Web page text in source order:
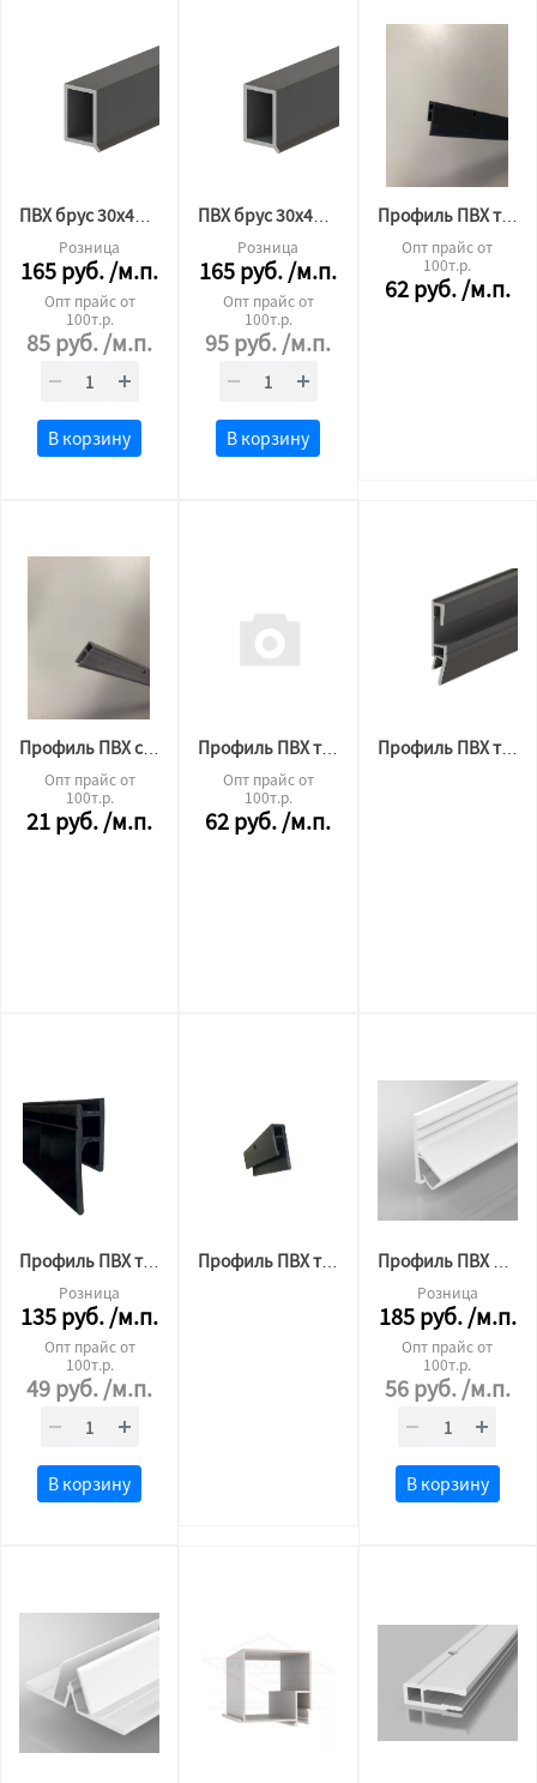
Розница
165руб./м.п.
Опт прайс от
100т.р.
85руб./м.п.
В корзину
Розница
165руб./м.п.
Опт прайс от
100т.р.
95руб./м.п.
В корзину
Профиль ПВХ теневой 2,5м (2,0)
Опт прайс от
100т.р.
62руб./м.п.
Профиль ПВХ стеновой перфорированный 2м СЕРЫЙ (320гр)
Опт прайс от
100т.р.
21руб./м.п.
Профиль ПВХ теневой 2,5м
Опт прайс от
100т.р.
62руб./м.п.
Профиль ПВХ теневой 3D
Профиль ПВХ теневой (багет) 2,5м
Розница
135руб./м.п.
Опт прайс от
100т.р.
49руб./м.п.
В корзину
Профиль ПВХ теневой мини 2,5м Бизон Профиль ПВХ для тканевого потолка стеновой 2 м.п. черный
Розница
185руб./м.п.
Опт прайс от
100т.р.
56руб./м.п.
В корзину